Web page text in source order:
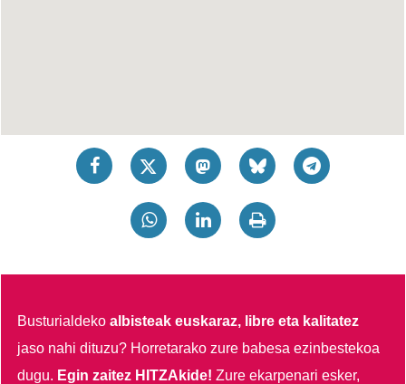
Busturialdekoalbisteak euskaraz, libre eta kalitatez
jaso nahi dituzu? Horretarako zure babesa ezinbestekoa
dugu. Egin zaitez HITZAkide!Zure ekarpenari esker,